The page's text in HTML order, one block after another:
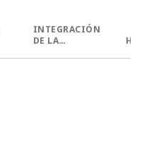
INTEGRACIÓN
DE LA